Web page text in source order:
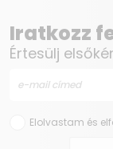
Iratkozz
Értesülj
Elolvastam és